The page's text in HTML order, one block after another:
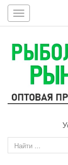
Toggle
navigation